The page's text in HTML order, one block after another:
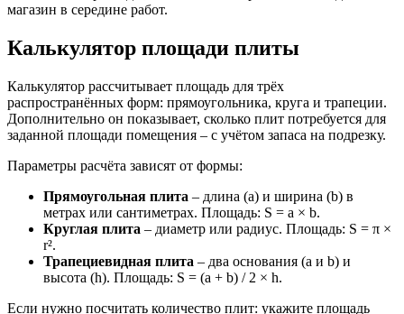
магазин в середине работ.
Калькулятор площади плиты
Калькулятор рассчитывает площадь для трёх
распространённых форм: прямоугольника, круга и трапеции.
Дополнительно он показывает, сколько плит потребуется для
заданной площади помещения – с учётом запаса на подрезку.
Параметры расчёта зависят от формы:
Прямоугольная плита – длина (a) и ширина (b) в
метрах или сантиметрах. Площадь: S = a × b.
Круглая плита – диаметр или радиус. Площадь: S = π ×
r².
Трапециевидная плита – два основания (a и b) и
высота (h). Площадь: S = (a + b) / 2 × h.
Если нужно посчитать количество плит: укажите площадь